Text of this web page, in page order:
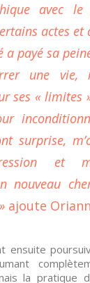
avec
actes et
a payé sa
une
ses « limites
surprise,
et
nouveau
ajoute
ensuite
la pratique